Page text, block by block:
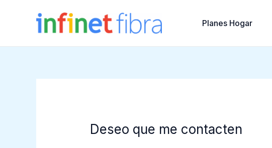
Planes Hogar
Deseo que me contacten